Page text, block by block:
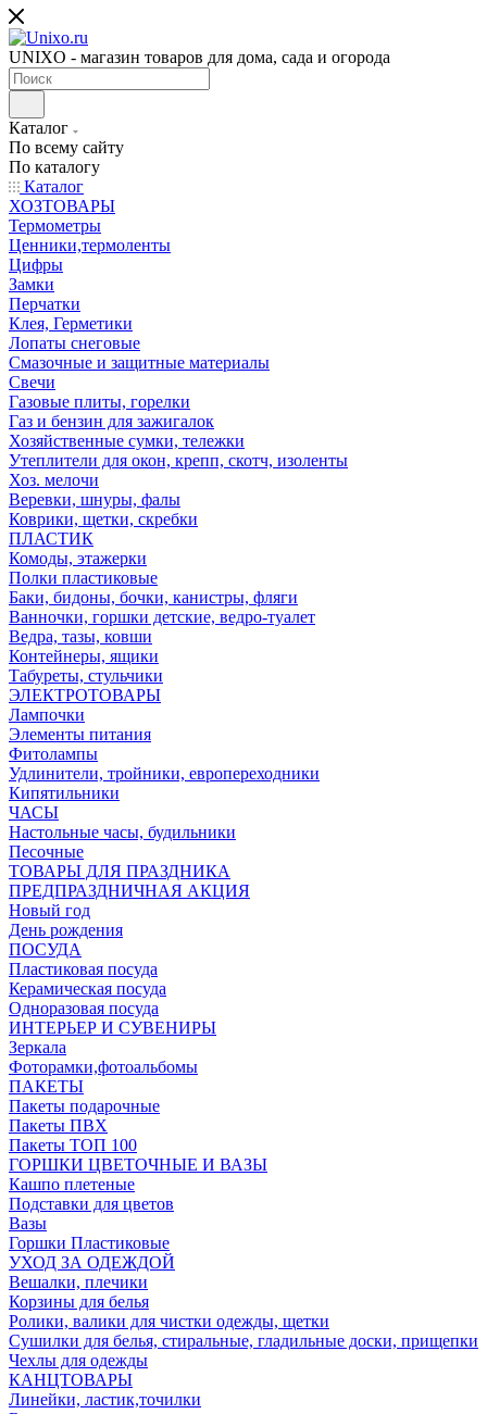
UNIXO - магазин товаров для дома, сада и огорода
Каталог
По всему сайту
По каталогу
Каталог
ХОЗТОВАРЫ
Термометры
Ценники,термоленты
Цифры
Замки
Перчатки
Клея, Герметики
Лопаты снеговые
Смазочные и защитные материалы
Свечи
Газовые плиты, горелки
Газ и бензин для зажигалок
Хозяйственные сумки, тележки
Утеплители для окон, крепп, скотч, изоленты
Хоз. мелочи
Веревки, шнуры, фалы
Коврики, щетки, скребки
ПЛАСТИК
Комоды, этажерки
Полки пластиковые
Баки, бидоны, бочки, канистры, фляги
Ванночки, горшки детские, ведро-туалет
Ведра, тазы, ковши
Контейнеры, ящики
Табуреты, стульчики
ЭЛЕКТРОТОВАРЫ
Лампочки
Элементы питания
Фитолампы
Удлинители, тройники, европереходники
Кипятильники
ЧАСЫ
Настольные часы, будильники
Песочные
ТОВАРЫ ДЛЯ ПРАЗДНИКА
ПРЕДПРАЗДНИЧНАЯ АКЦИЯ
Новый год
День рождения
ПОСУДА
Пластиковая посуда
Керамическая посуда
Одноразовая посуда
ИНТЕРЬЕР И СУВЕНИРЫ
Зеркала
Фоторамки,фотоальбомы
ПАКЕТЫ
Пакеты подарочные
Пакеты ПВХ
Пакеты ТОП 100
ГОРШКИ ЦВЕТОЧНЫЕ И ВАЗЫ
Кашпо плетеные
Подставки для цветов
Вазы
Горшки Пластиковые
УХОД ЗА ОДЕЖДОЙ
Вешалки, плечики
Корзины для белья
Ролики, валики для чистки одежды, щетки
Сушилки для белья, стиральные, гладильные доски, прищепки
Чехлы для одежды
КАНЦТОВАРЫ
Линейки, ластик,точилки